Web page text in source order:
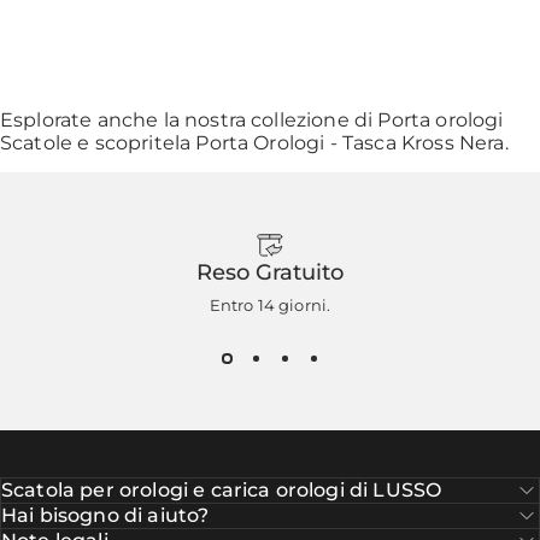
Esplorate anche la nostra collezione di Porta orologi
Scatole e scopritela Porta Orologi - Tasca Kross Nera.
Reso Gratuito
Entro 14 giorni.
Scatola per orologi e carica orologi di LUSSO
Hai bisogno di aiuto?